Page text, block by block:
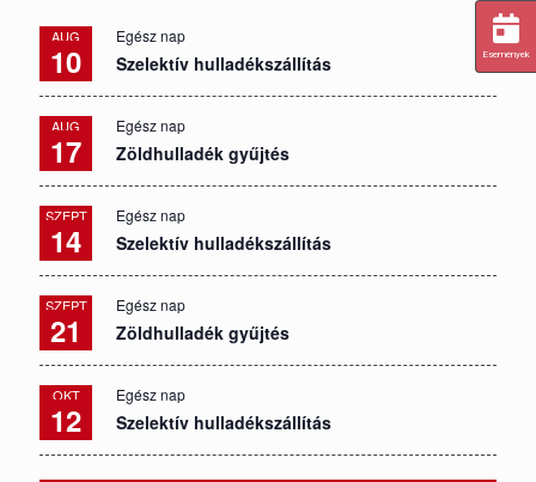
AUG
10
Egész nap
Szelektív hulladékszállítás
AUG
17
Egész nap
Zöldhulladék gyűjtés
SZEPT
14
Egész nap
Szelektív hulladékszállítás
SZEPT
21
Egész nap
Zöldhulladék gyűjtés
OKT
12
Egész nap
Szelektív hulladékszállítás
Események